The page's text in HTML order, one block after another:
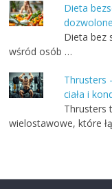
Dieta
dozwolone
Dieta bez
wśród osób …
Thrusters
ciała i
Thrusters
wielostawowe, które